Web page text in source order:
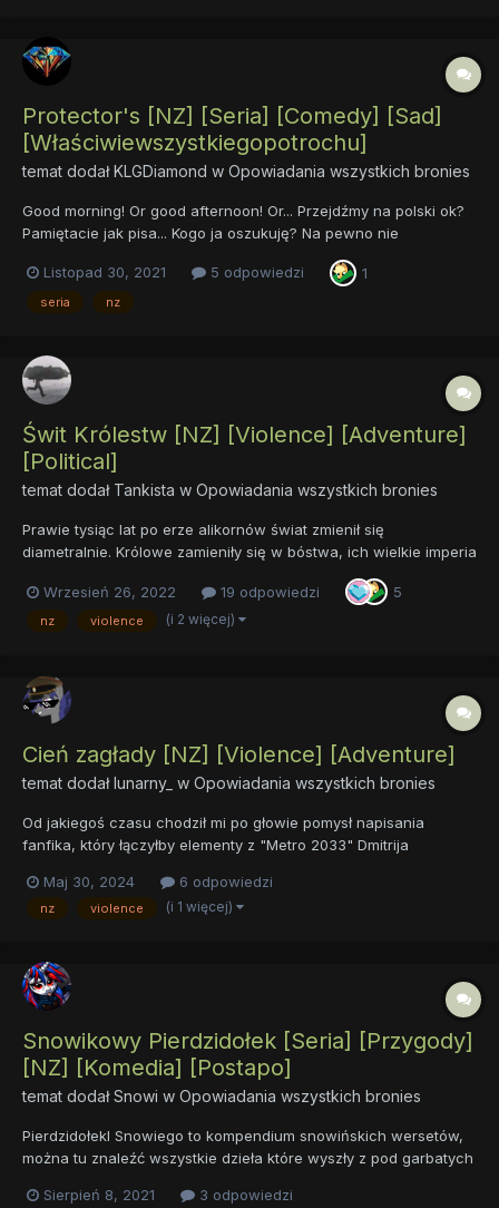
Protector's [NZ] [Seria] [Comedy] [Sad]
[Właściwiewszystkiegopotrochu]
temat dodałKLGDiamond w Opowiadania wszystkich bronies
Good morning! Or good afternoon! Or... Przejdźmy na polski ok?
Pamiętacie jak pisa... Kogo ja oszukuję? Na pewno nie
poważnie pisać pierwszą część z serii... No właśnie. Oto
Equestria. Tylko że jest jakaś taka... Nowoczesna?
Listopad 30, 2021 5 odpowiedzi 1
seria nz
Świt Królestw [NZ] [Violence] [Adventure]
[Political]
temat dodał Tankista w Opowiadania wszystkich bronies
Prawie tysiąc lat po erze alikornów świat zmienił się
diametralnie. Królowe zamieniły się w bóstwa, ich wielkie imperia
upadły, rozbiły się na niewielkie księstwa, królestwa wiecznie
skłócone i pogrążone w wiecznych wojnach. Po dawnych
czasach harmonii i pokoju nie pozostał nawet ślad. Podobnie
Wrzesień 26, 2022 19 odpowiedzi 5
nz violence (i 2 więcej)
Cień zagłady [NZ] [Violence] [Adventure]
temat dodałlunarny_ w Opowiadania wszystkich bronies
Od jakiegoś czasu chodził mi po głowie pomysł napisania
fanfika, który łączyłby elementy z "Metro 2033" Dmitrija
myślenia nad zamysłem fabuły zdecydowałem się napisać go.
Jest to pierwszy fanfik jaki w ogóle piszę, liczę że się spodoba.
Maj 30, 2024 6 odpowiedzi
nz violence (i 1 więcej)
Snowikowy Pierdzidołek [Seria] [Przygody]
[NZ] [Komedia] [Postapo]
temat dodałSnowi w Opowiadania wszystkich bronies
Pierdzidołekl Snowiego to kompendium snowińskich wersetów,
można tu znaleźć wszystkie dzieła które wyszły z pod garbatych
zakazane dla oczu wyrafinowanych polonistów pod groźbą
Sierpień 8, 2021 3 odpowiedzi